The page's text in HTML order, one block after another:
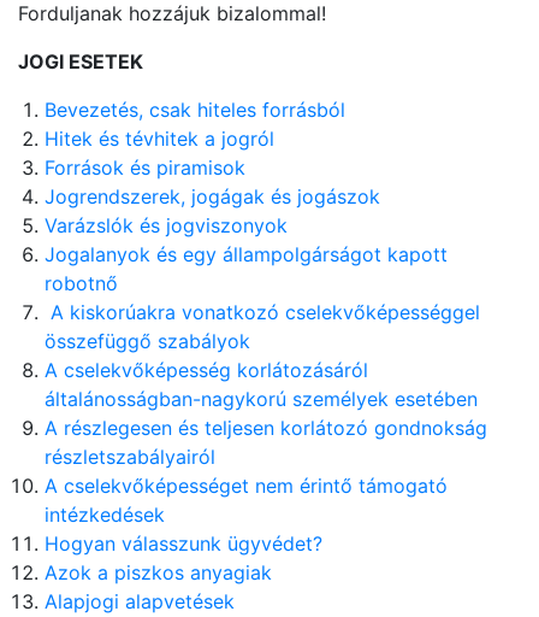
Forduljanak hozzájuk bizalommal!
JOGI ESETEK
Bevezetés, csak hiteles forrásból
Hitek és tévhitek a jogról
Források és piramisok
Jogrendszerek, jogágak és jogászok
Varázslók és jogviszonyok
Jogalanyok és egy állampolgárságot kapott
robotnő
A kiskorúakra vonatkozó cselekvőképességgel
összefüggő szabályok
A cselekvőképesség korlátozásáról
általánosságban-nagykorú személyek esetében
A részlegesen és teljesen korlátozó gondnokság
részletszabályairól
A cselekvőképességet nem érintő támogató
intézkedések
Hogyan válasszunk ügyvédet?
Azok a piszkos anyagiak
Alapjogi alapvetések